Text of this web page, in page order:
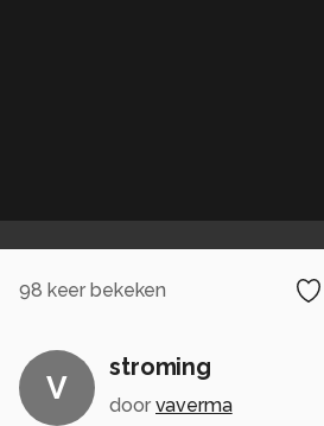
98 keer bekeken
V
stroming
door vaverma